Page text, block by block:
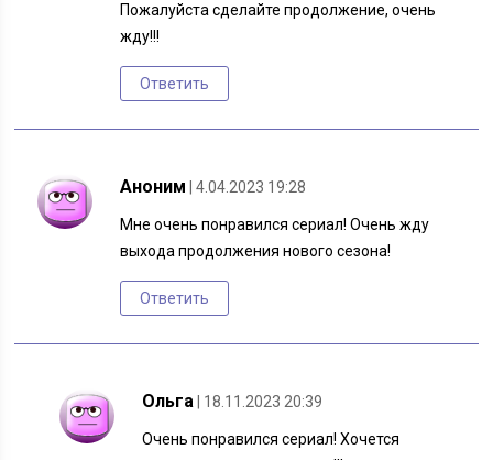
Пожалуйста сделайте продолжение, очень
жду!!!
Ответить
Аноним | 4.04.2023 19:28
Мне очень понравился сериал! Очень жду
выхода продолжения нового сезона!
Ответить
Ольга | 18.11.2023 20:39
Очень понравился сериал! Хочется